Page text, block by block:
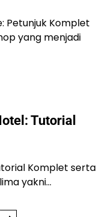
Petunjuk Komplet
yang menjadi
Tutorial
Komplet serta
yakni…